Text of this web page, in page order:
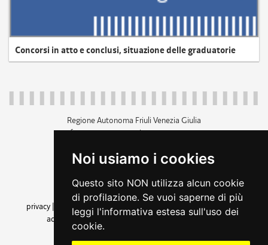
Noi usiamo i cookies
Questo sito NON utilizza alcun cookie
di profilazione. Se vuoi saperne di più
leggi l'informativa estesa sull'uso dei
cookie.
Concorsi in atto e conclusi, situazione delle graduatorie
Regione Autonoma Friuli Venezia Giulia
c.f. 80014930327; p.iva 00526040324
+39 040 3771111
amministrazione trasparente
privacy
cookie |note legali accessibilità
dichiarazione di
accessibilità| feedback
cambio preferenze cookie